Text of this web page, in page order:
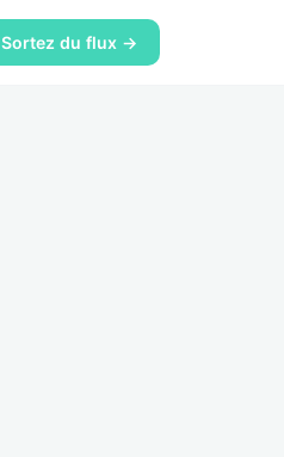
Sortez du flux →